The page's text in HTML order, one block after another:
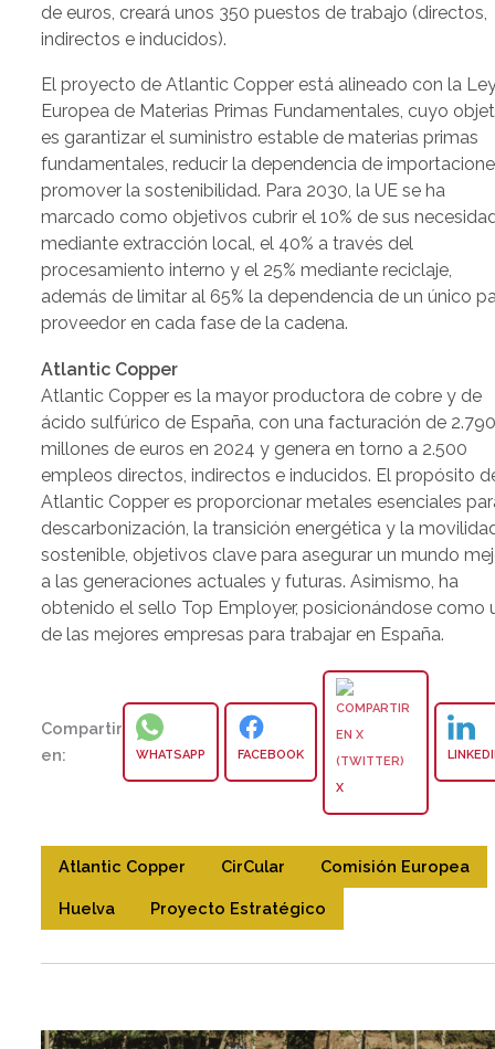
de euros, creará unos 350 puestos de trabajo (directos,
indirectos e inducidos).
El proyecto de Atlantic Copper está alineado con la
Europea de Materias Primas Fundamentales, cuyo
es garantizar el suministro estable de materias primas
fundamentales, reducir la dependencia de
promover la sostenibilidad. Para 2030, la UE se ha
marcado como objetivos cubrir el 10% de sus
mediante extracción local, el 40% a través del
procesamiento interno y el 25% mediante reciclaje,
además de limitar al 65% la dependencia de un único
proveedor en cada fase de la cadena.
Atlantic Copper
Atlantic Copper es la mayor productora de cobre y de
ácido sulfúrico de España, con una facturación de
millones de euros en 2024 y genera en torno a 2.500
empleos directos, indirectos e inducidos. El propósito
Atlantic Copper es proporcionar metales esenciales
descarbonización, la transición energética y la
sostenible, objetivos clave para asegurar un mundo
a las generaciones actuales y futuras. Asimismo, ha
obtenido el sello Top Employer, posicionándose como
de las mejores empresas para trabajar en España.
Compartir
en:
WHATSAPP FACEBOOK
X
Atlantic Copper CirCular Comisión Europea
Huelva Proyecto Estratégico